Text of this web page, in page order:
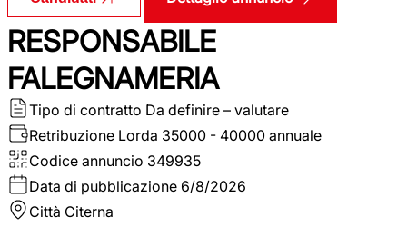
RESPONSABILE
FALEGNAMERIA
Tipo di contratto Da definire – valutare
Retribuzione Lorda 35000 - 40000 annuale
Codice annuncio 349935
Data di pubblicazione 6/8/2026
Città Citerna